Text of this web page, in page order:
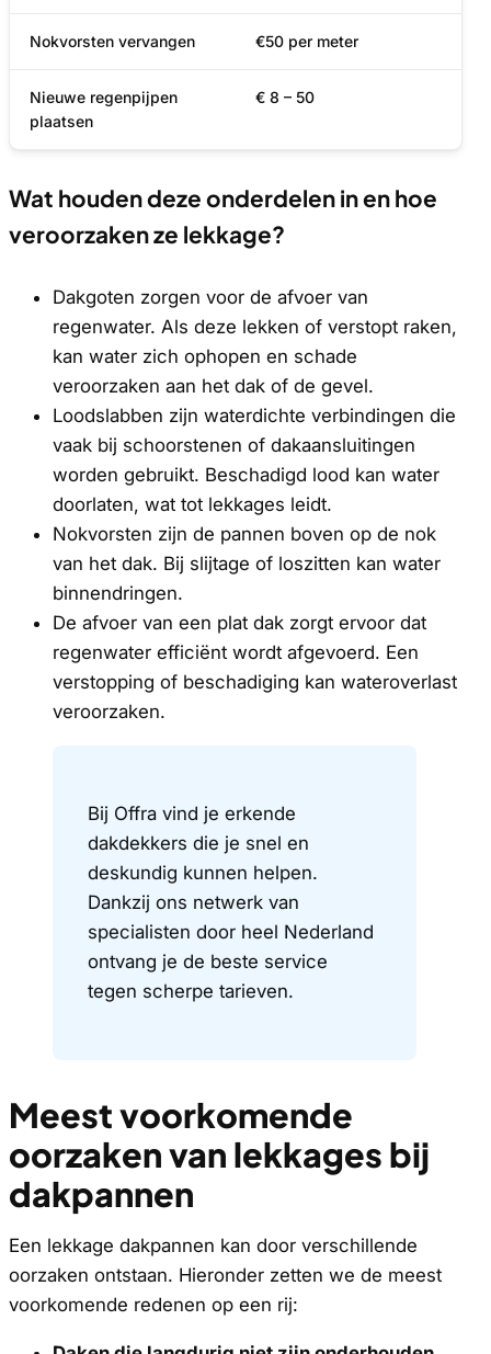
Nokvorsten vervangen €50 per meter
Nieuwe regenpijpen
plaatsen
€ 8 – 50
Wat houden deze onderdelen in en hoe
veroorzaken ze lekkage?
Dakgoten zorgen voor de afvoer van
regenwater. Als deze lekken of verstopt raken,
kan water zich ophopen en schade
veroorzaken aan het dak of de gevel.
Loodslabben zijn waterdichte verbindingen die
vaak bij schoorstenen of dakaansluitingen
worden gebruikt. Beschadigd lood kan water
doorlaten, wat tot lekkages leidt.
Nokvorsten zijn de pannen boven op de nok
van het dak. Bij slijtage of loszitten kan water
binnendringen.
De afvoer van een plat dak zorgt ervoor dat
regenwater efficiënt wordt afgevoerd. Een
verstopping of beschadiging kan wateroverlast
veroorzaken.
Bij Offra vind je erkende
dakdekkers die je snel en
deskundig kunnen helpen.
Dankzij ons netwerk van
specialisten door heel Nederland
ontvang je de beste service
tegen scherpe tarieven.
Meest voorkomende
oorzaken van lekkages bij
dakpannen
Een lekkage dakpannen kan door verschillende
oorzaken ontstaan. Hieronder zetten we de meest
voorkomende redenen op een rij: